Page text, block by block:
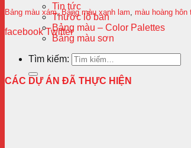
Tin tức
Thước lỗ ban
Bảng màu – Color Palettes
Bảng màu sơn
Tìm kiếm:
Bảng màu xám,Bảng màu xanh lam màu hoàng hôn
facebook Twitter
CÁC DỰ ÁN ĐÃ THỰC HIỆN